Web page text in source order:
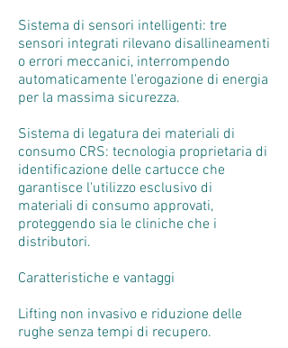
Sistema di sensori intelligenti: tre
sensori integrati rilevano disallineamenti
o errori meccanici, interrompendo
automaticamente l'erogazione di energia
per la massima sicurezza.
Sistema di legatura dei materiali di
consumo CRS: tecnologia proprietaria di
identificazione delle cartucce che
garantisce l'utilizzo esclusivo di
materiali di consumo approvati,
proteggendo sia le cliniche che i
distributori.
Caratteristiche e vantaggi
Lifting non invasivo e riduzione delle
rughe senza tempi di recupero.